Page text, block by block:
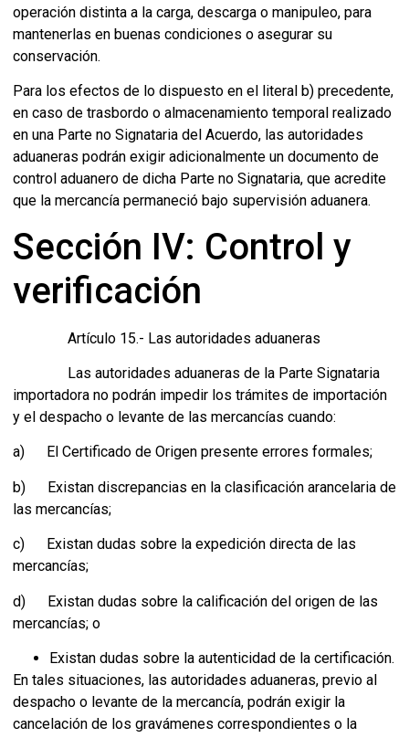
operación distinta a la carga, descarga o manipuleo, para
mantenerlas en buenas condiciones o asegurar su
conservación.
Para los efectos de lo dispuesto en el literal b) precedente,
en caso de trasbordo o almacenamiento temporal realizado
en una Parte no Signataria del Acuerdo, las autoridades
aduaneras podrán exigir adicionalmente un documento de
control aduanero de dicha Parte no Signataria, que acredite
que la mercancía permaneció bajo supervisión aduanera.
Sección IV: Control y
verificación
Artículo 15.- Las autoridades aduaneras
Las autoridades aduaneras de la Parte Signataria
importadora no podrán impedir los trámites de importación
y el despacho o levante de las mercancías cuando:
a) El Certificado de Origen presente errores formales;
b) Existan discrepancias en la clasificación arancelaria de
las mercancías;
c) Existan dudas sobre la expedición directa de las
mercancías;
d) Existan dudas sobre la calificación del origen de las
mercancías; o
Existan dudas sobre la autenticidad de la certificación.
En tales situaciones, las autoridades aduaneras, previo al
despacho o levante de la mercancía, podrán exigir la
cancelación de los gravámenes correspondientes o la